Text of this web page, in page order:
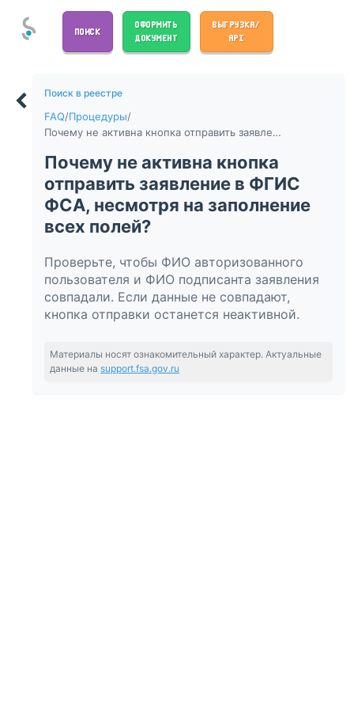
ПОИСК
ОФОРМИТЬ
ДОКУМЕНТ
ВЫГРУЗКА/
API
Поиск в реестре
FAQ/Процедуры/
Почему не активна кнопка отправить заявление в ФГИС ФСА, несмотря на заполнение всех полей?
Почему не активна кнопка
отправить заявление в ФГИС
ФСА, несмотря на заполнение
всех полей?
Проверьте, чтобы ФИО авторизованного
пользователя и ФИО подписанта заявления
совпадали. Если данные не совпадают,
кнопка отправки останется неактивной.
Материалы носят ознакомительный характер. Актуальные
данные на support.fsa.gov.ru